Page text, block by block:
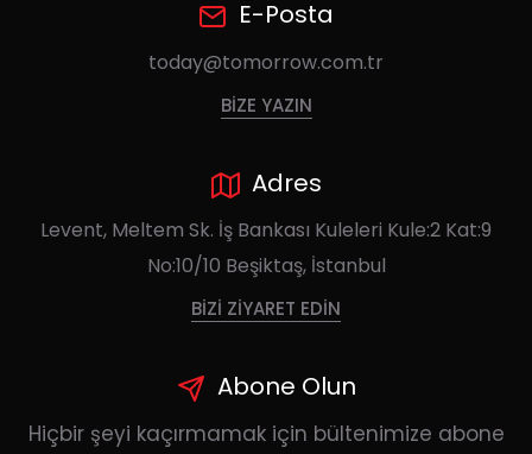
E-Posta
today@tomorrow.com.tr
BIZE YAZIN
Adres
Levent, Meltem Sk. İş Bankası Kuleleri Kule:2 Kat:9
No:10/10 Beşiktaş, İstanbul
BIZI ZIYARET EDIN
Abone Olun
Hiçbir şeyi kaçırmamak için bültenimize abone